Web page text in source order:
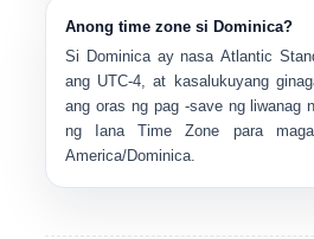
Anong time zone si Dominica?
Si Dominica ay nasa Atlantic
ang UTC-4, at kasalukuyang
ang oras ng pag -save ng liwanag
ng Iana Time Zone para
America/Dominica.